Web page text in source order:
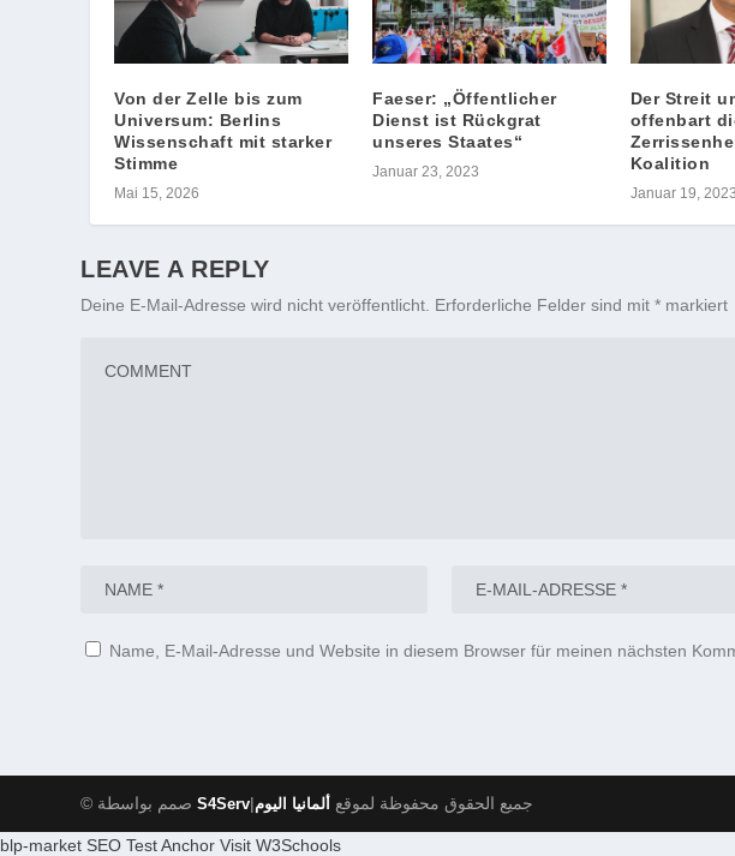
Von der Zelle bis zum
Universum: Berlins
Wissenschaft mit starker
Stimme
Mai 15, 2026
Faeser: „Öffentlicher
Dienst ist Rückgrat
unseres Staates“
Januar 23, 2023
Der Streit
offenbart
Koalition
Januar 19, 2023
LEAVE A REPLY
Deine E-Mail-Adresse wird nicht veröffentlicht. Erforderliche Felder sind mit* markiert
Name, E-Mail-Adresse und Website in diesem Browser für meinen nächsten
© صمم بواسطةS4Serv |جميع الحقوق محفوظة لموقع ألمانيا اليوم
C
blp-market SEO Test Anchor Visit W3Schools